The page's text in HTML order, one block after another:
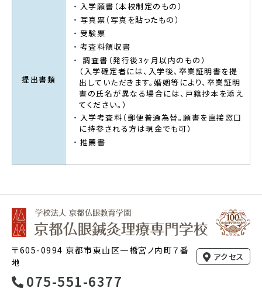
提出書類
入学願書（本校制定のもの）
写真票（写真を貼ったもの）
受験票
考査料領収書
調査書（発行後3ヶ月以内のもの）
（入学確定者には、入学後、卒業証明書を提
出していただきます。婚姻等により、卒業証明
書の氏名が異なる場合には、戸籍抄本を添え
てください。）
入学考査料（郵便普通為替。願書を直接窓口
に持参される方は現金でも可）
推薦書
〒605-0994 京都市東山区一橋宮ノ内町７番
地
アクセス
075-551-6377